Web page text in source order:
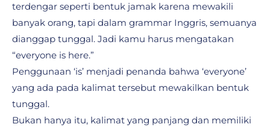
terdengar seperti bentuk jamak karena mewakili
banyak orang, tapi dalam grammar Inggris, semuanya
dianggap tunggal. Jadi kamu harus mengatakan
“everyone is here.”
Penggunaan ‘is’ menjadi penanda bahwa ‘everyone’
yang ada pada kalimat tersebut mewakilkan bentuk
tunggal.
Bukan hanya itu, kalimat yang panjang dan memiliki